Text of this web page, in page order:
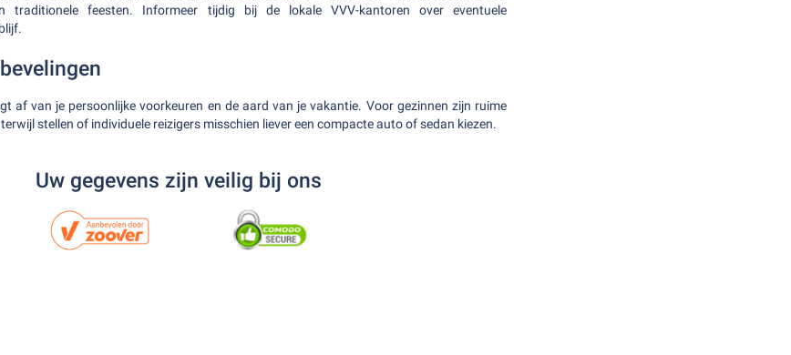
traditionele feesten. Informeer tijdig bij de lokale VVV-kantoren over eventuele
af van je persoonlijke voorkeuren en de aard van je vakantie. Voor gezinnen zijn ruime
stellen of individuele reizigers misschien liever een compacte auto of sedan kiezen.
Uw gegevens zijn veilig bij ons